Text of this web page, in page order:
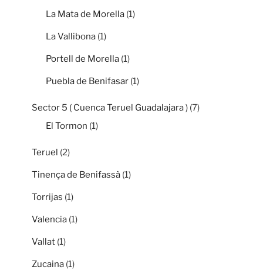
La Mata de Morella (1)
La Vallibona (1)
Portell de Morella (1)
Puebla de Benifasar (1)
Sector 5 ( Cuenca Teruel Guadalajara ) (7)
El Tormon (1)
Teruel (2)
Tinença de Benifassà (1)
Torrijas (1)
Valencia (1)
Vallat (1)
Zucaina (1)